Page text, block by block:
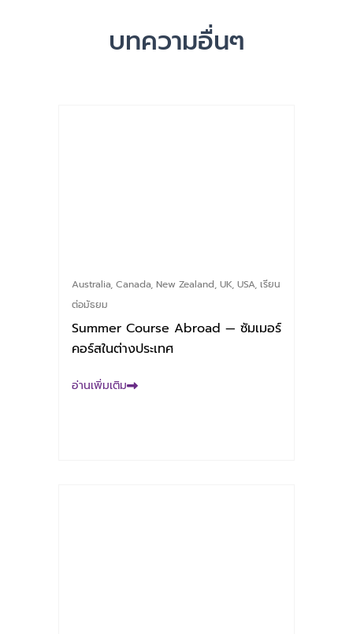
บทความอื่นๆ
Australia, Canada, New Zealand, UK, USA, เรียน
ต่อมัธยม
Summer Course Abroad — ซัมเมอร์
คอร์สในต่างประเทศ
อ่านเพิ่มเติม